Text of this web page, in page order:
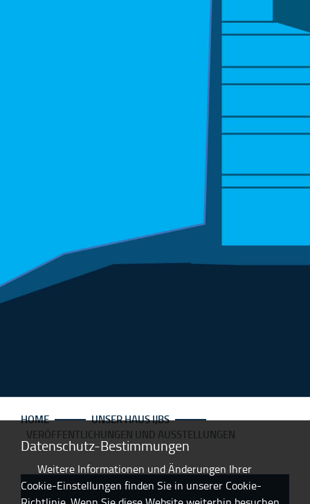
Datenschutz-Bestimmungen
Weitere Informationen und Änderungen Ihrer
Cookie-Einstellungen finden Sie in unserer Cookie-
HOME
UNSER HAUS IJBS
VERÖFFENTLICHUNGEN UND AUSSTELLUNGEN